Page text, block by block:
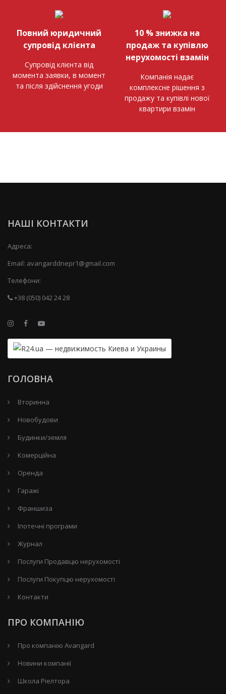
Повний юридичний
супровід клієнта
Супровід клієнта від
момента заявки, в момент
та після здійснення угоди
10 % знижка на
продаж та купівлю
нерухомості взамін
Компанія надає
комплексне рішення з
продажу та купівлі нової
квартири взамін
НАШІ КОНТАКТИ
Адреса:
Email: avangarddnepr1@gmail.com
Телефони:
+38 (050) 042 24 28
ГОЛОВНА
Вторинна
Новобудови
Будинки/земля
Комерційна
Оренда
Гаражі
Франшиза
Іпотечні програми
Журнал
Послуги Продавцю нерухомості
Послуги Покупцю нерухомості
Контакти
ПРО КОМПАНІЮ
Про компанію Avangard
Новини компанії
Школа Ріелтора